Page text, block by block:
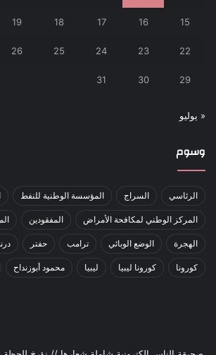
15
16
17
18
19
22
23
24
25
26
29
30
31
« يوليو
وسوم
الرئاسي السراج المؤسسة الوطنية للنفط
المركز الوطني لمكافحة الأمراض المفقودين
الهجرة الوضع الوبائي ترامب حفتر
كورونا كورونا ليبيا ليبيا محمود أبوزنداح